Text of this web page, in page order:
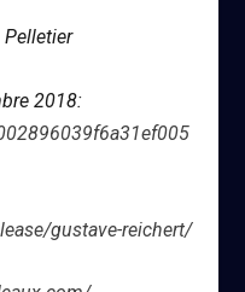
2018:
gustave-reichert/